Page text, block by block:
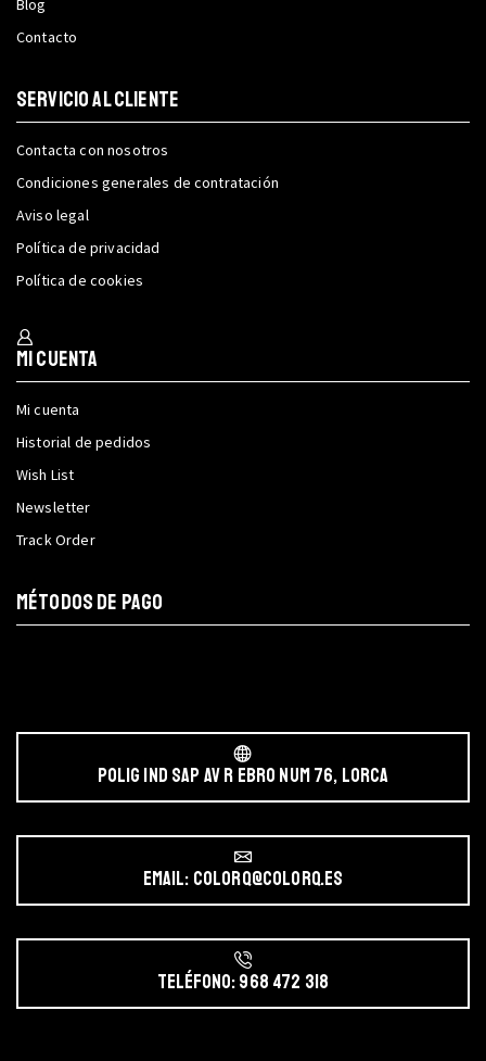
Blog
Contacto
SERVICIO AL CLIENTE
Contacta con nosotros
Condiciones generales de contratación
Aviso legal
Política de privacidad
Política de cookies
Mi cuenta
Mi cuenta
Historial de pedidos
Wish List
Newsletter
Track Order
MÉTODOS DE PAGO
POLIG IND SAP AV r EBRO NUM 76, LORCA
Email: colorq@colorq.es
Teléfono: 968 472 318